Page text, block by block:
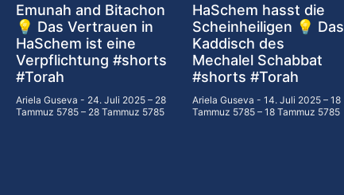
Emunah and Bitachon
💡 Das Vertrauen in
HaSchem ist eine
Verpflichtung #shorts
#Torah
Ariela Guseva
24. Juli 2025 – 28
Tammuz 5785 – 28 Tammuz 5785
HaSchem hasst die
Scheinheiligen 💡 Das
Kaddisch des
Mechalel Schabbat
#shorts #Torah
Ariela Guseva 14. Juli 2025 – 18
Tammuz 5785 – 18 Tammuz 5785